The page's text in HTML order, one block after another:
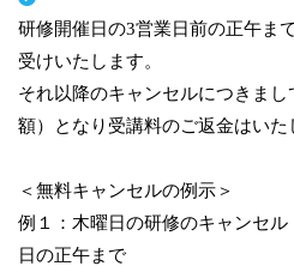
研修開催日の3営業日前の正午ま
受けいたします。
それ以降のキャンセルにつきまし
額）となり受講料のご返金はいた
＜無料キャンセルの例示＞
例１：木曜日の研修のキャンセ
日の正午まで